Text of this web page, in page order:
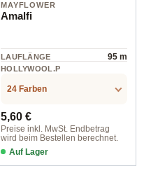
MAYFLOWER
Amalfi
LAUFLÄNGE 95 m
HOLLYWOOL.P
.LABEL.MATERI
24 Farben
Regulärer Preis:
5,60 €
Preise inkl. MwSt. Endbetrag
wird beim Bestellen berechnet.
Auf Lager